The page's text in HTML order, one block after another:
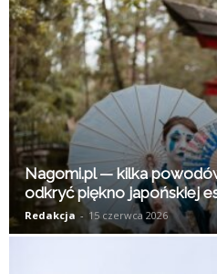
Nagomi.pl — kilka
odkryć piękno japońskiej
Redakcja - 15 czerwca 2026